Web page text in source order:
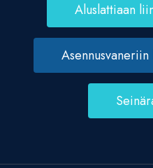
Aluslattiaan